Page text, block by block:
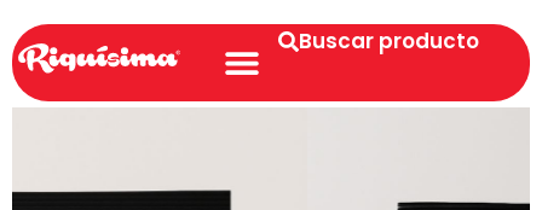
Buscar producto